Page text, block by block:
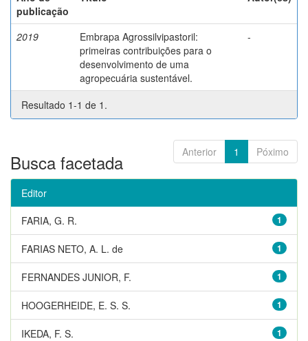
publicação
2019
Embrapa Agrossilvipastoril:
primeiras contribuições para o
desenvolvimento de uma
agropecuária sustentável.
-
Resultado 1-1 de 1.
Anterior 1 Póximo
Busca facetada
Editor
1
FARIA, G. R.
1
FARIAS NETO, A. L. de
1
FERNANDES JUNIOR, F.
1
HOOGERHEIDE, E. S. S.
1
IKEDA, F. S.